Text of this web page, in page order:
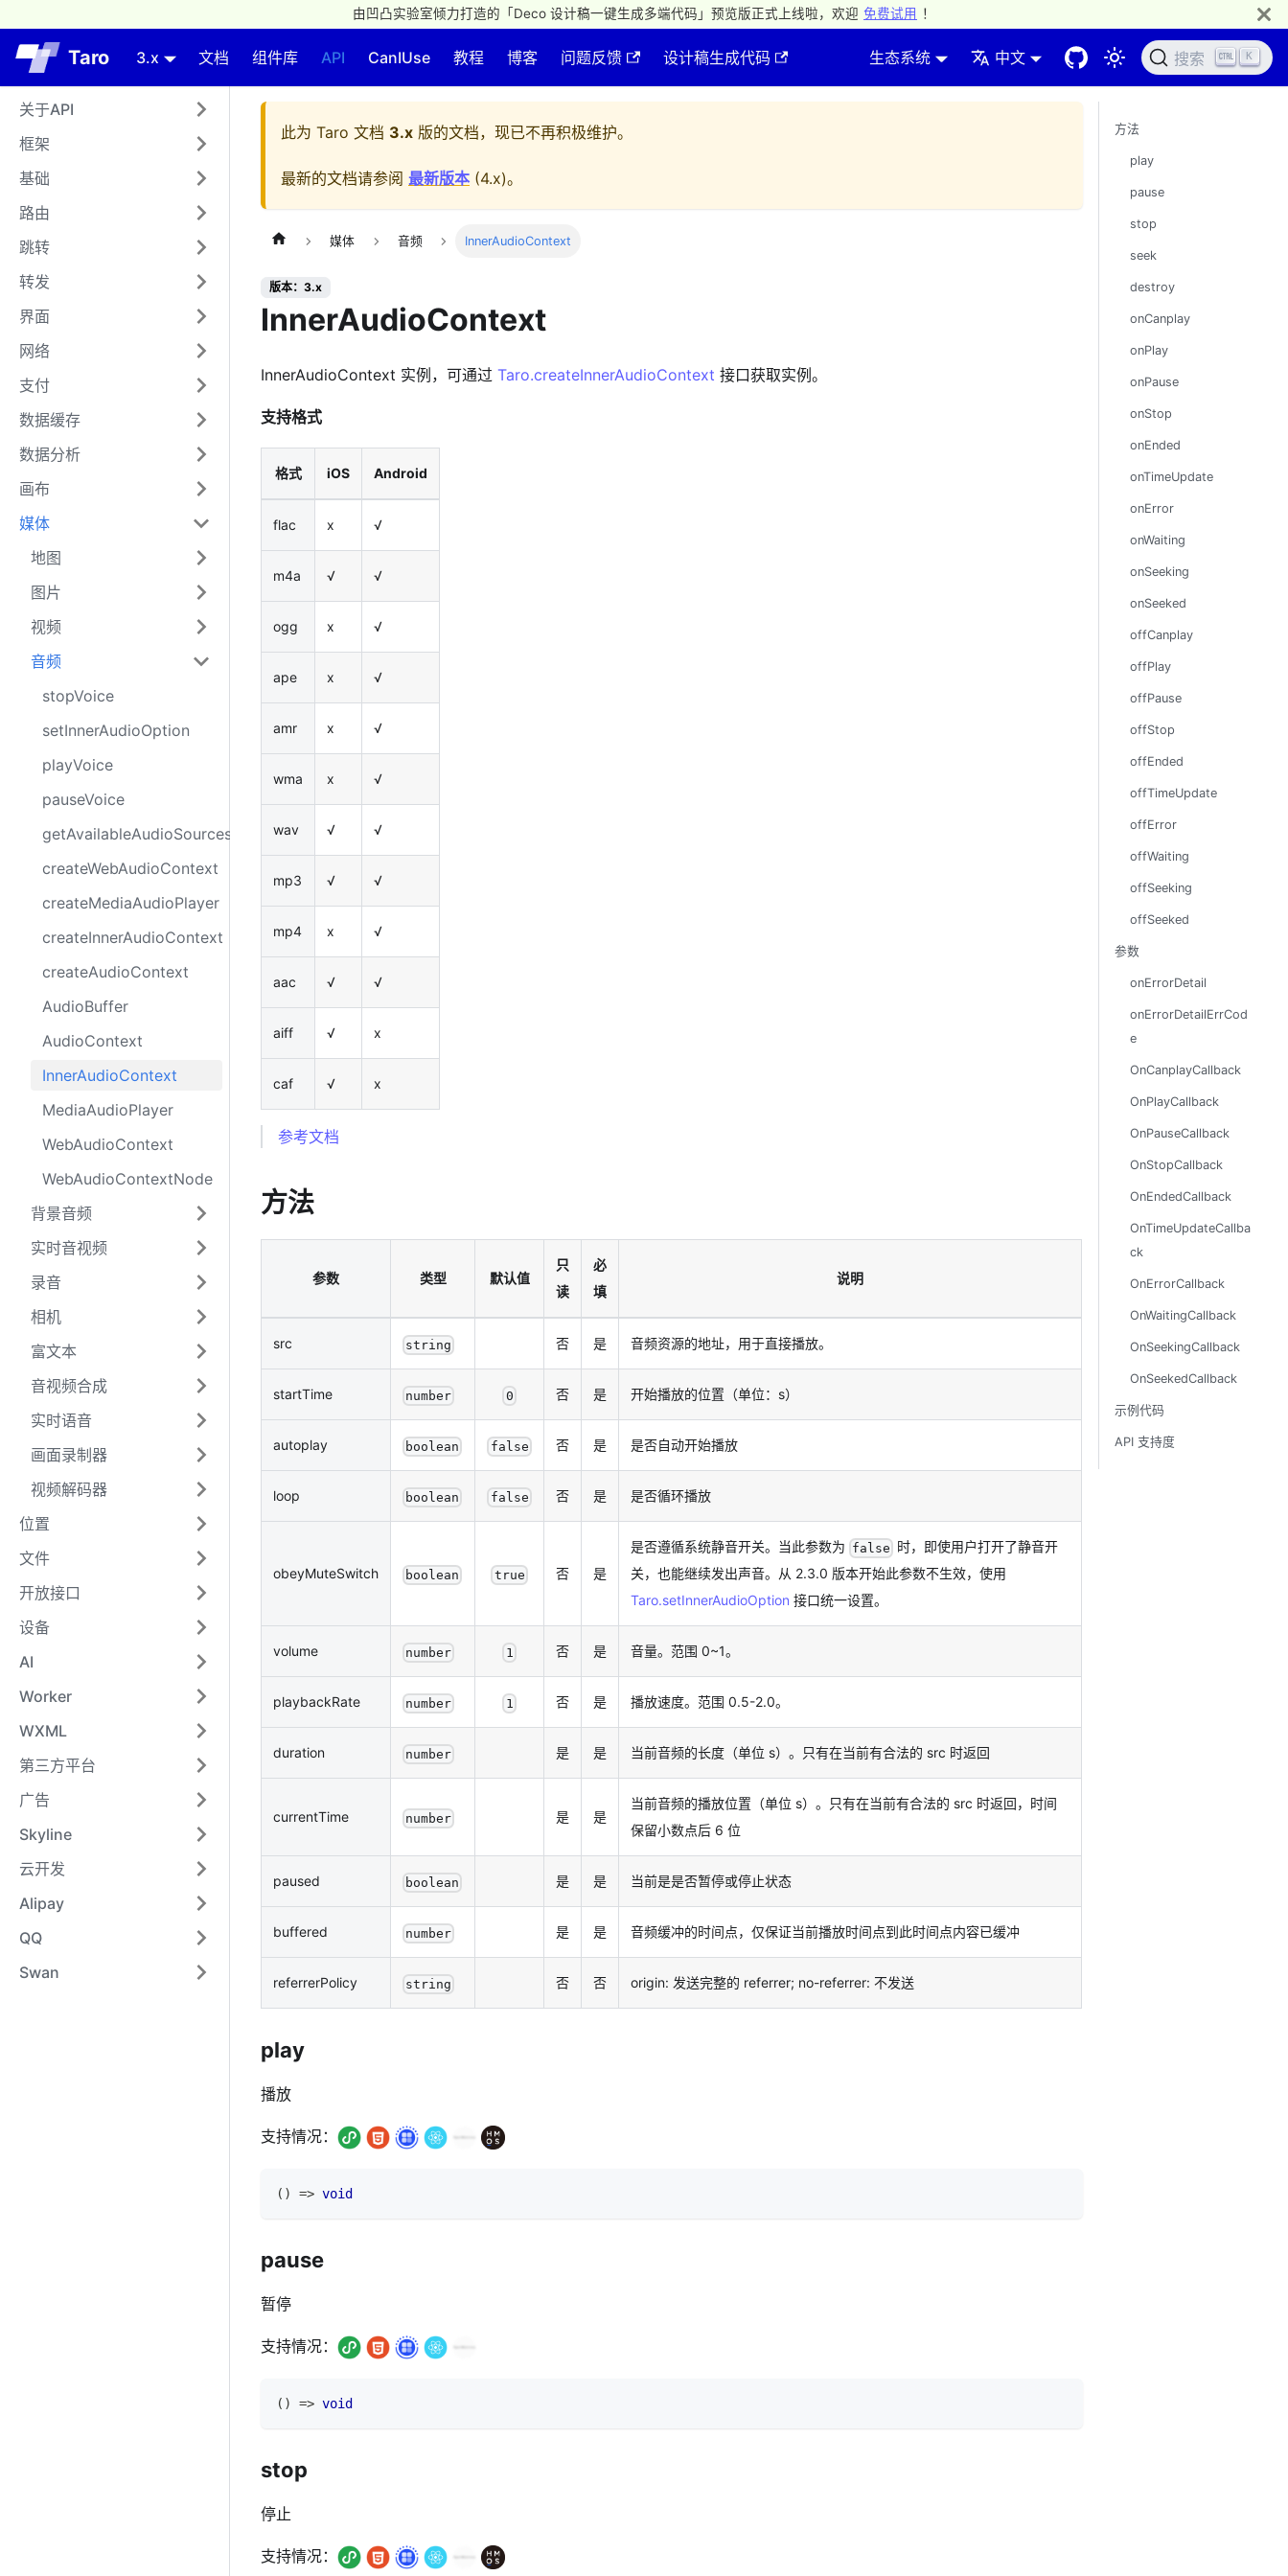
由凹凸实验室倾力打造的「Deco 设计稿一键生成多端代码」预览版正式上线啦，欢迎 免费试用 ！
Taro 3.x 文档 组件库 API CanIUse 教程 博客 问题反馈 设计稿生成代码 生态系统 中文 搜索 K
关于API
框架
基础
路由
跳转
转发
界面
网络
支付
数据缓存
数据分析
画布
媒体
地图
图片
视频
音频
stopVoice
setInnerAudioOption
playVoice
pauseVoice
getAvailableAudioSources
createWebAudioContext
createMediaAudioPlayer
createInnerAudioContext
createAudioContext
AudioBuffer
AudioContext
InnerAudioContext
MediaAudioPlayer
WebAudioContext
WebAudioContextNode
背景音频
实时音视频
录音
相机
富文本
音视频合成
实时语音
画面录制器
视频解码器
位置
文件
开放接口
设备
AI
Worker
WXML
第三方平台
广告
Skyline
云开发
Alipay
QQ
Swan
此为 Taro 文档 3.x 版的文档，现已不再积极维护。
最新的文档请参阅 最新版本 (4.x)。
媒体 音频 InnerAudioContext
版本：3.x
InnerAudioContext
InnerAudioContext 实例，可通过 Taro.createInnerAudioContext 接口获取实例。
支持格式
格式 iOS Android
flac x √
m4a √ √
ogg x √
ape x √
amr x √
wma x √
wav √ √
mp3 √ √
mp4 x √
aac √ √
aiff √ x
caf √ x
参考文档
方法
参数 类型 默认值
只
读
必
填
说明
src string 否 是 音频资源的地址，用于直接播放。
startTime number 0 否 是 开始播放的位置（单位：s）
autoplay boolean false 否 是 是否自动开始播放
loop boolean false 否 是 是否循环播放
obeyMuteSwitch boolean true 否 是
是否遵循系统静音开关。当此参数为 false 时，即使用户打开了静音开
关，也能继续发出声音。从 2.3.0 版本开始此参数不生效，使用
Taro.setInnerAudioOption 接口统一设置。
volume number 1 否 是 音量。范围 0~1。
playbackRate number 1 否 是 播放速度。范围 0.5-2.0。
duration number 是 是 当前音频的长度（单位 s）。只有在当前有合法的 src 时返回
currentTime number 是 是
当前音频的播放位置（单位 s）。只有在当前有合法的 src 时返回，时间
保留小数点后 6 位
paused boolean 是 是 当前是是否暂停或停止状态
buffered number 是 是 音频缓冲的时间点，仅保证当前播放时间点到此时间点内容已缓冲
referrerPolicy string 否 否 origin: 发送完整的 referrer; no-referrer: 不发送
play
播放
支持情况：
( ) => void
pause
暂停
支持情况：
( ) => void
stop
停止
支持情况：
方法
play
pause
stop
seek
destroy
onCanplay
onPlay
onPause
onStop
onEnded
onTimeUpdate
onError
onWaiting
onSeeking
onSeeked
offCanplay
offPlay
offPause
offStop
offEnded
offTimeUpdate
offError
offWaiting
offSeeking
offSeeked
参数
onErrorDetail
onErrorDetailErrCod
e
OnCanplayCallback
OnPlayCallback
OnPauseCallback
OnStopCallback
OnEndedCallback
OnTimeUpdateCallba
ck
OnErrorCallback
OnWaitingCallback
OnSeekingCallback
OnSeekedCallback
示例代码
API 支持度